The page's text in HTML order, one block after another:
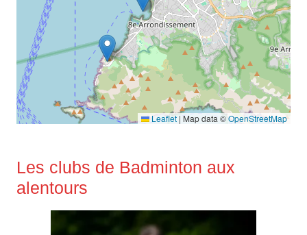
Leaflet | Map data ©OpenStreetMap
Les clubs de Badminton aux
alentours